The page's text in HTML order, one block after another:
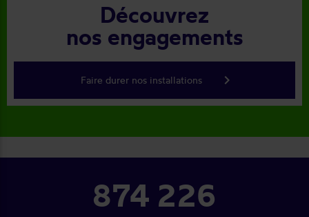
Découvrez
nos engagements
Faire durer nos installations keyboard_arrow_right
874 226